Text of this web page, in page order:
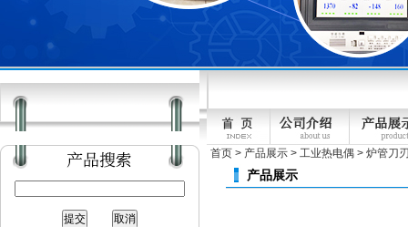
首页 > 产品展示 > 工业热电偶 > 炉管刀
产品展示